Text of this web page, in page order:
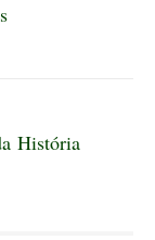
História